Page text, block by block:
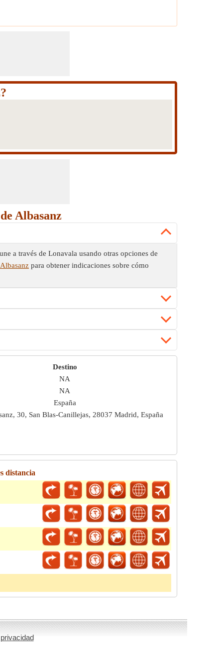
Albasanz
a través de Lonavala usando otras opciones de
para obtener indicaciones sobre cómo
Destino
NA
NA
España
30, San Blas-Canillejas, 28037 Madrid, España
distancia